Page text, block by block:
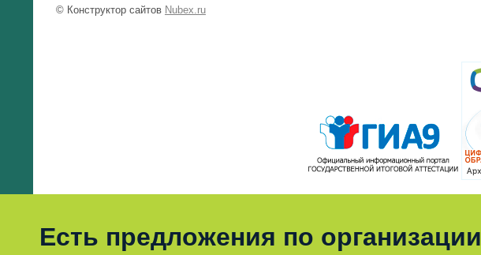
© Конструктор сайтов Nubex.ru
Есть предложения по организации